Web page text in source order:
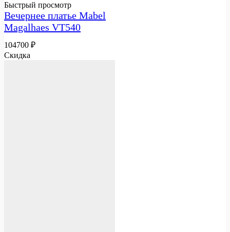
Быстрый просмотр
Вечернее платье Mabel
Magalhaes VT540
104700 ₽
Скидка